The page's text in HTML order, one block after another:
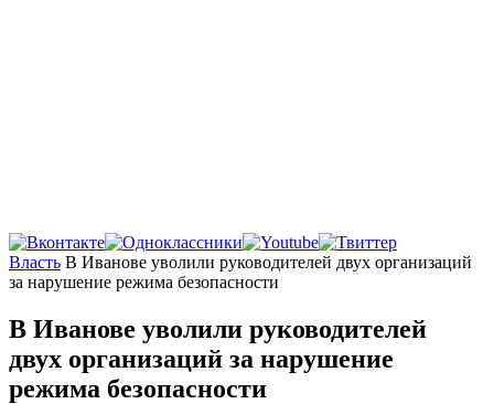
Главная
Власть В Иванове уволили руководителей двух организаций
за нарушение режима безопасности
В Иванове уволили руководителей
двух организаций за нарушение
режима безопасности